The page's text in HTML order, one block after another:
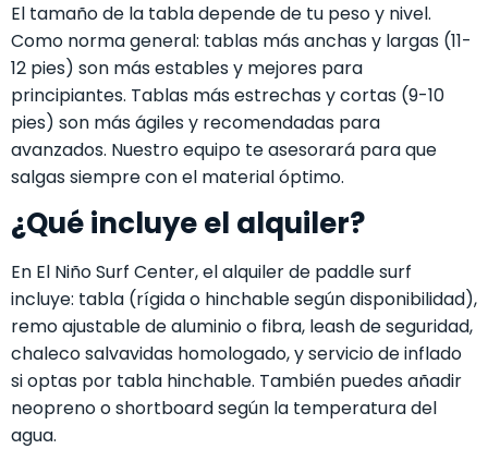
El tamaño de la tabla depende de tu peso y nivel.
Como norma general: tablas más anchas y largas (11-
12 pies) son más estables y mejores para
principiantes. Tablas más estrechas y cortas (9-10
pies) son más ágiles y recomendadas para
avanzados. Nuestro equipo te asesorará para que
salgas siempre con el material óptimo.
¿Qué incluye el alquiler?
En El Niño Surf Center, el alquiler de paddle surf
incluye: tabla (rígida o hinchable según disponibilidad),
remo ajustable de aluminio o fibra, leash de seguridad,
chaleco salvavidas homologado, y servicio de inflado
si optas por tabla hinchable. También puedes añadir
neopreno o shortboard según la temperatura del
agua.